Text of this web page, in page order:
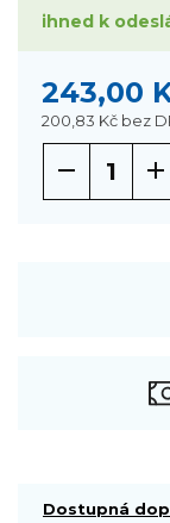
ihned k
243,00
200,83 Kč bez
Dostupná